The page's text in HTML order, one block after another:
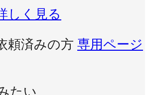
しく見る
頼済みの方 専用ページ
たい